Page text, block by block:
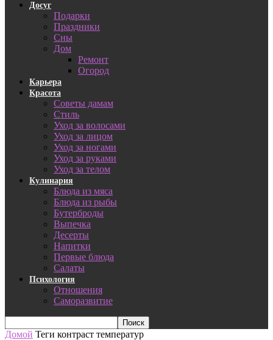
Досуг
Подарки
Праздники
Сны
Дом
Ремонт
Огород
Карьера
Красота
Советы дамам
Стиль
Уход за волосами
Уход за лицом
Уход за ногами
Уход за руками
Уход за телом
Кулинария
Блюда из мяса
Блюда из рыбы
Бутерброды
Выпечка
Десерты
Напитки
Первые блюда
Салаты
Психология
Отношения
Саморазвитие
Домой Теги контраст температур